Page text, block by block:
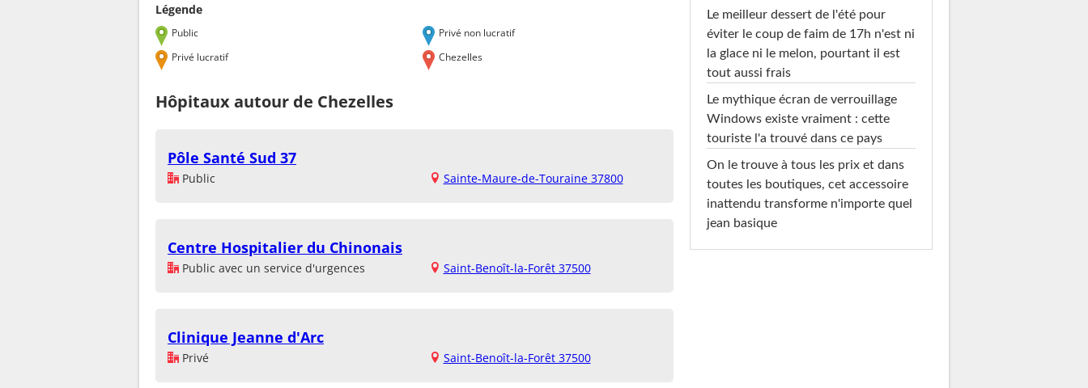
Légende
Public
Privé non lucratif
Privé lucratif
Chezelles
Hôpitaux autour de Chezelles
Pôle Santé Sud 37
Public Sainte-Maure-de-Touraine 37800
Centre Hospitalier du Chinonais
Public avec un service d'urgences Saint-Benoît-la-Forêt 37500
Clinique Jeanne d'Arc
Privé Saint-Benoît-la-Forêt 37500
Le meilleur dessert de l'été pour
éviter le coup de faim de 17h n'est ni
la glace ni le melon, pourtant il est
tout aussi frais
Le mythique écran de verrouillage
Windows existe vraiment : cette
touriste l'a trouvé dans ce pays
On le trouve à tous les prix et dans
toutes les boutiques, cet accessoire
inattendu transforme n'importe quel
jean basique